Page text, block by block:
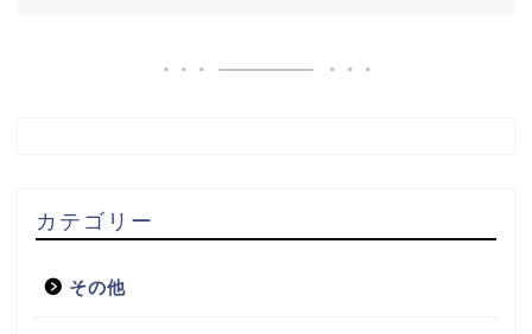
カテゴリー
その他